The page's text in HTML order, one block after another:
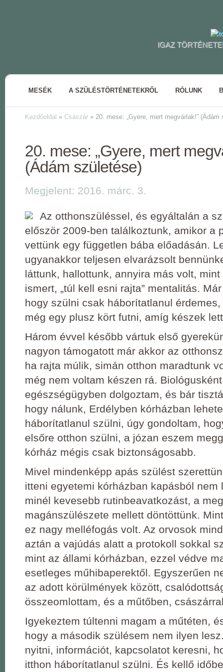
IGAZ
MESÉK A SZÜLÉSTÖRTÉNETEKRŐL RÓLUNK
Kezdőoldal » Császár » 20. mese: „Gyere, mert megvárlak!” (Ádám
20. mese: „Gyere, mert
(Ádám születése)
Megjelent: 2016. márc. 3.
Az otthonszüléssel, és egyáltalán a
először 2009-ben találkoztunk, amikor a
vettünk egy független bába előadásán.
ugyanakkor teljesen elvarázsolt
láttunk, hallottunk, annyira más volt,
ismert, „túl kell esni rajta” mentalitás.
hogy szülni csak háborítatlanul
még egy plusz kört futni, amíg készek
Három évvel később vártuk első
nagyon támogatott már akkor az
ha rajta múlik, simán otthon maradtunk
még nem voltam készen rá.
egészségügyben dolgoztam, és bár
hogy nálunk, Erdélyben kórházban
háborítatlanul szülni, úgy gondoltam,
elsőre otthon szülni, a józan eszem
kórház mégis csak biztonságosabb.
Mivel mindenképp apás szülést
itteni egyetemi kórházban kapásból nem
minél kevesebb rutinbeavatkozást, a
magánszülészete mellett döntöttünk.
ez nagy melléfogás volt. Az orvosok
aztán a vajúdás alatt a protokoll sokkal
mint az állami kórházban, ezzel védve
esetleges műhibaperektől. Egyszerűen
az adott körülmények között,
összeomlottam, és a műtőben,
Igyekeztem túltenni magam a műtéten,
hogy a második szülésem nem ilyen
nyitni, információt, kapcsolatot keresni,
itthon háborítatlanul szülni. És kellő